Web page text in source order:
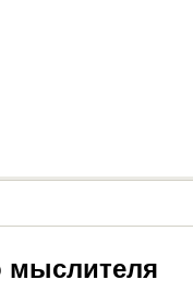
мыслителя